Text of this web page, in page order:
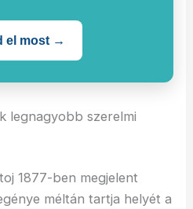
el most →
legnagyobb szerelmi
1877-ben megjelent
méltán tartja helyét a